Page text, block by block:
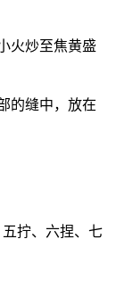
火炒至焦黄盛
的缝中，放在
拧、六捏、七